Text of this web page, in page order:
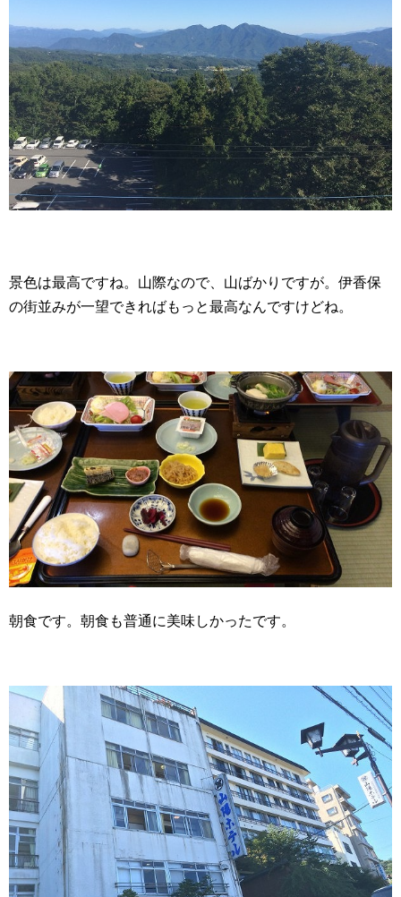
景色は最高ですね。山際なので、山ばかりですが。伊香保
の街並みが一望できればもっと最高なんですけどね。
朝食です。朝食も普通に美味しかったです。